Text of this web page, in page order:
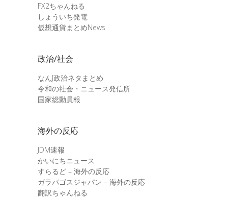
FX2ちゃんねる
しょういち発電
仮想通貨まとめNews
政治/社会
なんJ政治ネタまとめ
令和の社会・ニュース発信所
国家総動員報
海外の反応
JDM速報
かいにちニュース
すらるど – 海外の反応
ガラパゴスジャパン – 海外の反応
翻訳ちゃんねる